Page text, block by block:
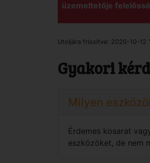
üzemeltetője
Utoljára frissítve: 2020-10-12
Gyakori
Milyen
Érdemes kosarat
eszközöket, de nem